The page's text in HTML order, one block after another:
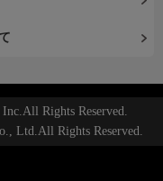
Rights Reserved.
Ltd.All Rights Reserved.